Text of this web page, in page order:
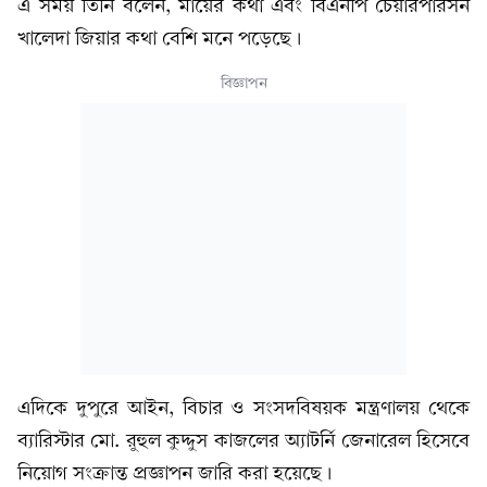
এ সময় তিনি বলেন, মায়ের কথা এবং বিএনপি চেয়ারপারসন
খালেদা জিয়ার কথা বেশি মনে পড়েছে।
বিজ্ঞাপন
এদিকে দুপুরে আইন, বিচার ও সংসদবিষয়ক মন্ত্রণালয় থেকে
ব্যারিস্টার মো. রুহুল কুদ্দুস কাজলের অ্যাটর্নি জেনারেল হিসেবে
নিয়োগ সংক্রান্ত প্রজ্ঞাপন জারি করা হয়েছে।